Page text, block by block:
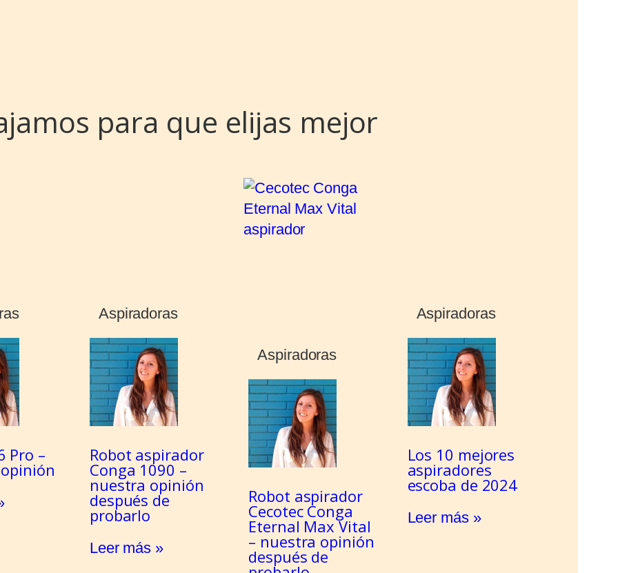
para que elijas mejor
Pro –
Aspiradoras
Robot aspirador
Conga 1090 –
nuestra opinión
después de
probarlo
Leer más »
Aspiradoras
Robot aspirador
Cecotec Conga
Eternal Max Vital
– nuestra opinión
después de
Aspiradoras
Los 10 mejores
aspiradores
escoba de 2024
Leer más »